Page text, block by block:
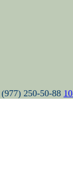
250-50-88